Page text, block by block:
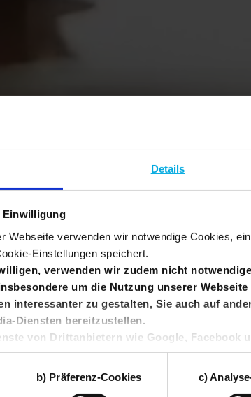
Details
Einwilligung
Webseite verwenden wir notwendige Cookies,
Einstellungen speichert.
verwenden wir zudem nicht
um die Nutzung unserer
interessanter zu gestalten, Sie auch auf
Diensten bereitzustellen.
von Drittanbietern wie Google, Facebook
Union und zu eigenen Zwecken
Nutzungsprofile geräteübergreifend mit
b) Präferenz-Cookies c)